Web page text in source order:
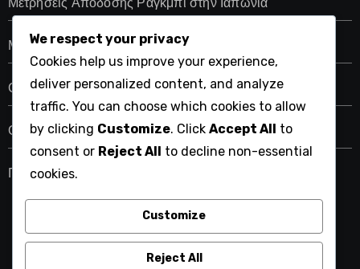
Μετρικές Απόδοσης Ράγκμπι στην Τουρκία
Οδηγίες Απόδοσης Ράγκμπι Ουγγαρίας
Ουκρανικές Εν Insights Απόδοσης Ράγκμπι
Πολωνικές Εν Insights Απόδοσης Ράγκμπι
cuencaenamora.com
We respect your privacy
Cookies help us improve your experience,
deliver personalized content, and analyze
traffic. You can choose which cookies to allow
by clicking Customize. Click Accept All to
consent or Reject All to decline non-essential
cookies.
Customize
Reject All